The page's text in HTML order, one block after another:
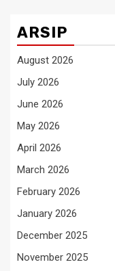
ARSIP
August 2026
July 2026
June 2026
May 2026
April 2026
March 2026
February 2026
January 2026
December 2025
November 2025